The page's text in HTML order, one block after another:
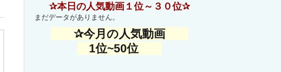
✰本日の人気動画１位～３０位✰
まだデータがありません。
✰今月の人気動画
1位~50位